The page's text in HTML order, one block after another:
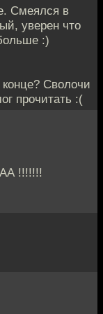
Смеялся в
уверен что
:)
Сволочи
прочитать :(
!!!!!!!